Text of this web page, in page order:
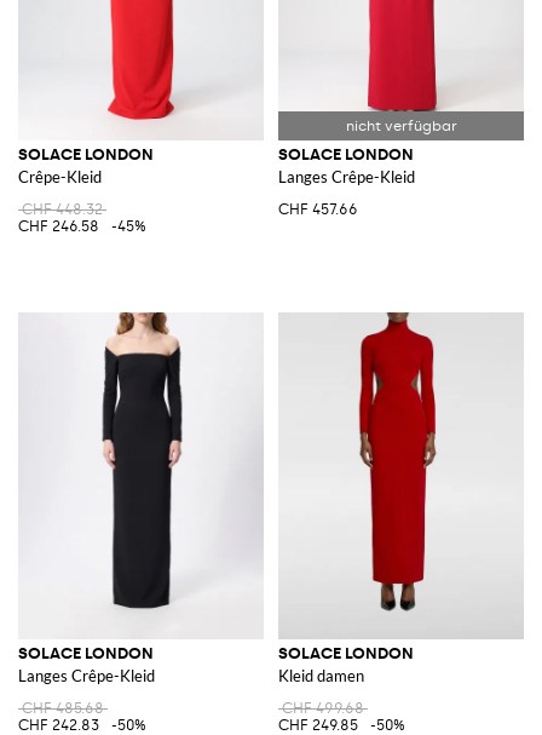
SOLACE LONDON
Crêpe-Kleid
CHF 448.32
CHF 246.58
-45%
SOLACE LONDON
Langes Crêpe-Kleid
CHF 457.66
SOLACE LONDON
Langes Crêpe-Kleid
CHF 485.68
CHF 242.83
-50%
SOLACE LONDON
Kleid damen
CHF 499.68
CHF 249.85
-50%